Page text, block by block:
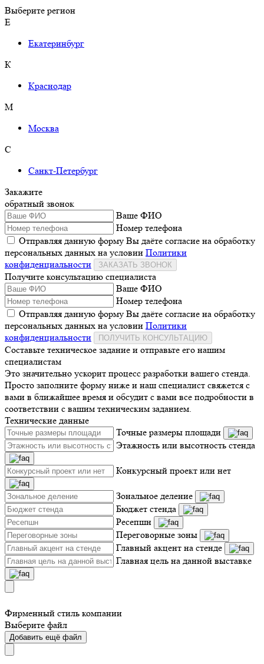
Выберите регион
Е
Екатеринбург
К
Краснодар
М
Москва
С
Санкт-Петербург
Закажите
обратный звонок
Ваше ФИО
Номер телефона
Отправляя данную форму Вы даёте согласие на обработку
персональных данных на условии Политики
конфиденциальности
ЗАКАЗАТЬ ЗВОНОК
Получите консультацию специалиста
Ваше ФИО
Номер телефона
Отправляя данную форму Вы даёте согласие на обработку
персональных данных на условии Политики
конфиденциальности
ПОЛУЧИТЬ КОНСУЛЬТАЦИЮ
Составьте техническое задание и отправьте его нашим
специалистам
Это значительно ускорит процесс разработки вашего стенда.
Просто заполните форму ниже и наш специалист свяжется с
вами в ближайшее время и обсудит с вами все подробности в
соответствии с вашим техническим заданием.
Технические данные
Точные размеры площади
Этажность или высотность стенда
Конкурсный проект или нет
Зональное деление
Бюджет стенда
Ресепшн
Переговорные зоны
Главный акцент на стенде
Главная цель на данной выставке
Фирменный стиль компании
Выберите файл
Добавить ещё файл